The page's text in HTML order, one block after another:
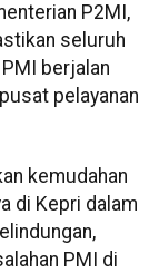
P2MI,
seluruh
berjalan
pelayanan
kemudahan
di Kepri dalam
PMI di